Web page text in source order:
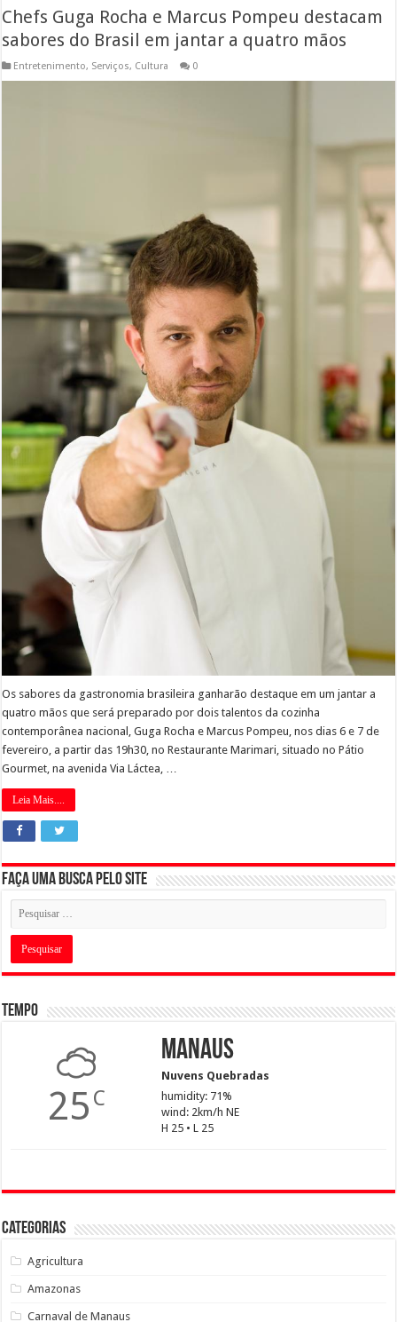
Chefs Guga Rocha e Marcus Pompeu destacam
sabores do Brasil em jantar a quatro mãos
Entretenimento, Serviços, Cultura 0
Os sabores da gastronomia brasileira ganharão destaque em um jantar a
quatro mãos que será preparado por dois talentos da cozinha
contemporânea nacional, Guga Rocha e Marcus Pompeu, nos dias 6 e 7 de
fevereiro, a partir das 19h30, no Restaurante Marimari, situado no Pátio
Gourmet, na avenida Via Láctea, …
Leia Mais....
Faça uma busca pelo Site
Tempo
25 C
Manaus
Nuvens Quebradas
humidity: 71%
wind: 2km/h NE
H 25 • L 25
Categorias
Agricultura
Amazonas
Carnaval de Manaus